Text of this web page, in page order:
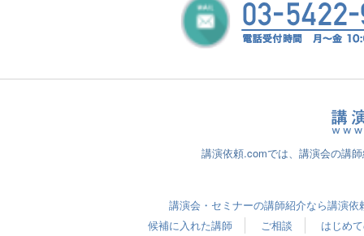
講演依頼.comでは、講演会の講
講演会・セミナーの講師紹介なら講演依
候補に入れた講師
ご相談 はじめ